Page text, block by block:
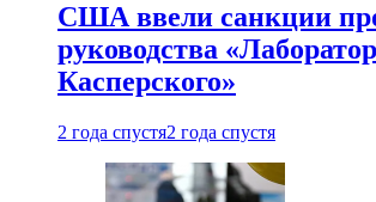
США ввели санкции
руководства
Касперского»
2 года спустя2 года спустя